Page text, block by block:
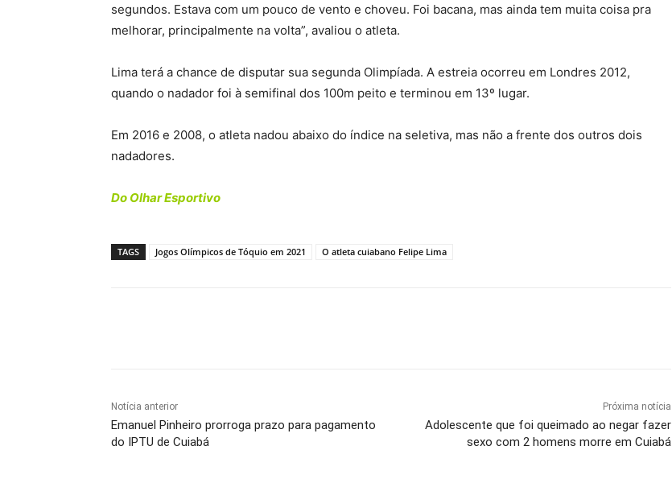
segundos. Estava com um pouco de vento e choveu. Foi bacana, mas ainda tem muita coisa pra
melhorar, principalmente na volta”, avaliou o atleta.
Lima terá a chance de disputar sua segunda Olimpíada. A estreia ocorreu em Londres 2012,
quando o nadador foi à semifinal dos 100m peito e terminou em 13º lugar.
Em 2016 e 2008, o atleta nadou abaixo do índice na seletiva, mas não a frente dos outros dois
nadadores.
Do Olhar Esportivo
TAGS Jogos Olímpicos de Tóquio em 2021 O atleta cuiabano Felipe Lima
Notícia anterior
Emanuel Pinheiro prorroga prazo para pagamento
do IPTU de Cuiabá
Próxima notícia
Adolescente que foi queimado ao negar fazer
sexo com 2 homens morre em Cuiabá